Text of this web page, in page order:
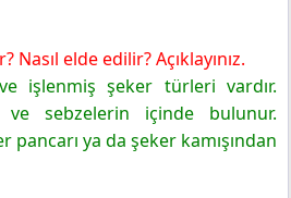
elde edilir? Açıklayınız.
işlenmiş şeker türleri vardır.
ve sebzelerin içinde bulunur.
pancarı ya da şeker kamışından